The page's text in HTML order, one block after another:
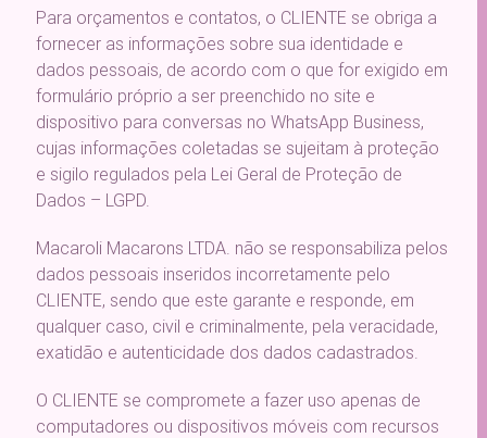
Para orçamentos e contatos, o CLIENTE se obriga a
fornecer as informações sobre sua identidade e
dados pessoais, de acordo com o que for exigido em
formulário próprio a ser preenchido no site e
dispositivo para conversas no WhatsApp Business,
cujas informações coletadas se sujeitam à proteção
e sigilo regulados pela Lei Geral de Proteção de
Dados – LGPD.
Macaroli Macarons LTDA. não se responsabiliza pelos
dados pessoais inseridos incorretamente pelo
CLIENTE, sendo que este garante e responde, em
qualquer caso, civil e criminalmente, pela veracidade,
exatidão e autenticidade dos dados cadastrados.
O CLIENTE se compromete a fazer uso apenas de
computadores ou dispositivos móveis com recursos